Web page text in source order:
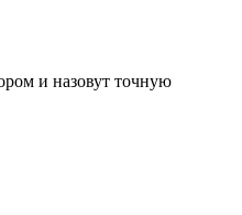
и назовут точную